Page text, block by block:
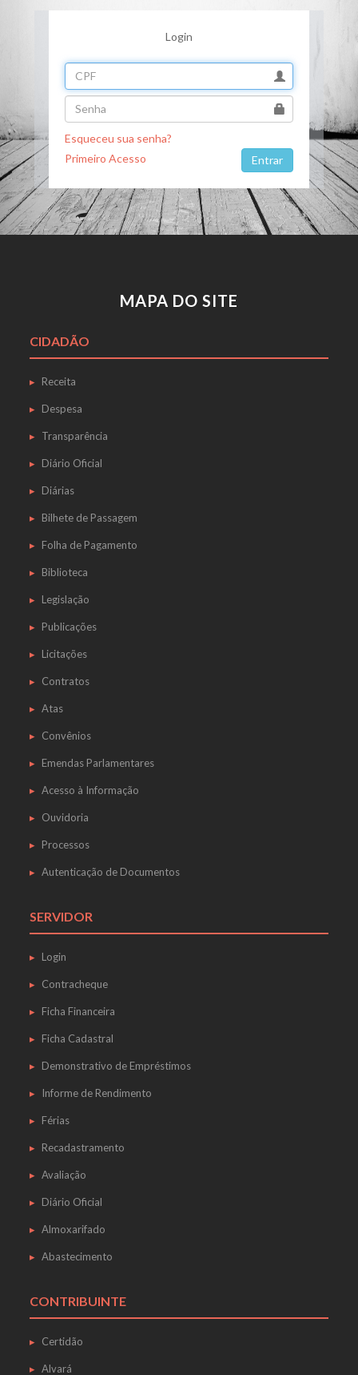
Login
Esqueceu sua senha?
Primeiro Acesso
MAPA DO SITE
CIDADÃO
Receita
Despesa
Transparência
Diário Oficial
Diárias
Bilhete de Passagem
Folha de Pagamento
Biblioteca
Legislação
Publicações
Licitações
Contratos
Atas
Convênios
Emendas Parlamentares
Acesso à Informação
Ouvidoria
Processos
Autenticação de Documentos
SERVIDOR
Login
Contracheque
Ficha Financeira
Ficha Cadastral
Demonstrativo de Empréstimos
Informe de Rendimento
Férias
Recadastramento
Avaliação
Diário Oficial
Almoxarifado
Abastecimento
CONTRIBUINTE
Certidão
Alvará